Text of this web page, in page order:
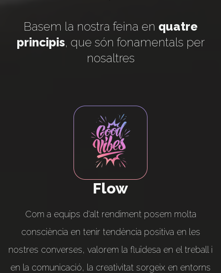
Basem la nostra feina en quatre
principis, que són fonamentals per
nosaltres
Flow
Com a equips d'alt rendiment posem molta
consciència en tenir tendència positiva en les
nostres converses, valorem la fluïdesa en el treball i
en la comunicació, la creativitat sorgeix en entorns